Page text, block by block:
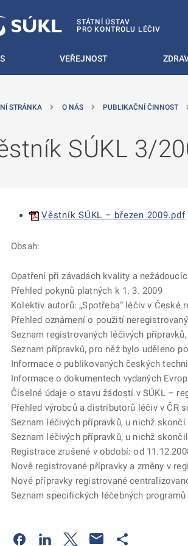
STÁTNÍ ÚSTAV
PRO KONTROLU LÉČIV
VEŘEJNOST
STRÁNKA O NÁS PUBLIKAČNÍ ČINNOST
SÚKL 3/
Věstník SÚKL – březen 2009.pdf
Obsah:
Opatření při závadách kvality a
Přehled pokynů platných k 1. 3. 2009
Kolektiv autorů: „Spotřeba“ léčiv v České
Přehled oznámení o použití
Seznam registrovaných léčivých
Seznam přípravků, pro něž bylo uděleno
Informace o publikovaných českých
Informace o dokumentech vydaných
Číselné údaje o stavu žádostí v SÚKL –
Přehled výrobců a distributorů léčiv v ČR
Seznam léčivých přípravků, u nichž
Seznam léčivých přípravků, u nichž
Registrace zrušené v období: od
Nově registrované přípravky a změny v
Nové přípravky registrované
Seznam specifických léčebných
Odkaz se otevře na nové kartě
Odkaz se otevře na nové kartě
Odkaz se otevře na